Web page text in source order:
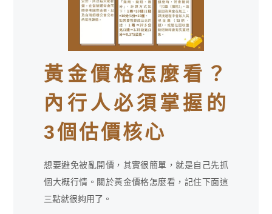
黃金價格怎麼看？
內行人必須掌握的
3個估價核心
想要避免被亂開價，其實很簡單，就是自己先抓
個大概行情。關於黃金價格怎麼看，記住下面這
三點就很夠用了。